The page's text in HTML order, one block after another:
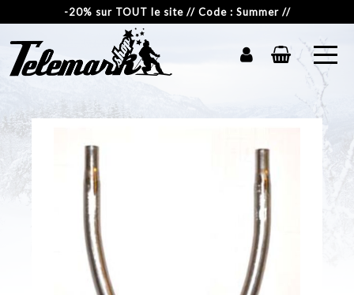
-20% sur TOUT le site // Code : Summer //